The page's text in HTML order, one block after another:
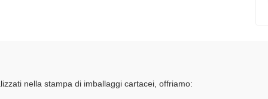
nella stampa di imballaggi cartacei, offriamo: